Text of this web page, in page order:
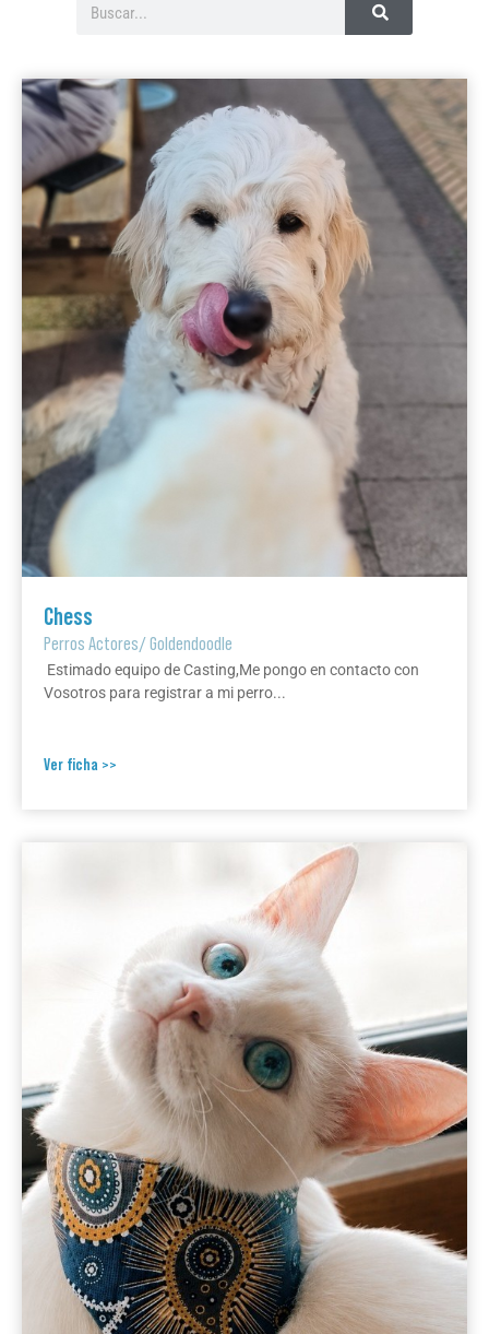
Chess
Perros Actores/Goldendoodle
Estimado equipo de Casting,Me pongo en contacto con
Vosotros para registrar a mi perro...
Ver ficha >>